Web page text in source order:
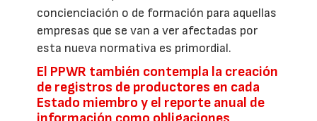
concienciación o de formación para aquellas
empresas que se van a ver afectadas por
esta nueva normativa es primordial.
El PPWR también contempla la creación
de registros de productores en cada
Estado miembro y el reporte anual de